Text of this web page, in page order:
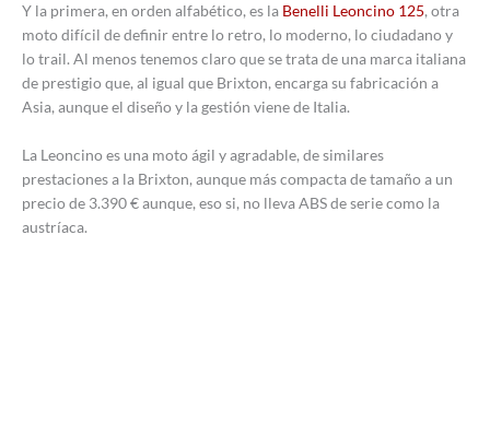
Y la primera, en orden alfabético, es la Benelli Leoncino 125, otra
moto difícil de definir entre lo retro, lo moderno, lo ciudadano y
lo trail. Al menos tenemos claro que se trata de una marca italiana
de prestigio que, al igual que Brixton, encarga su fabricación a
Asia, aunque el diseño y la gestión viene de Italia.
La Leoncino es una moto ágil y agradable, de similares
prestaciones a la Brixton, aunque más compacta de tamaño a un
precio de 3.390 € aunque, eso si, no lleva ABS de serie como la
austríaca.